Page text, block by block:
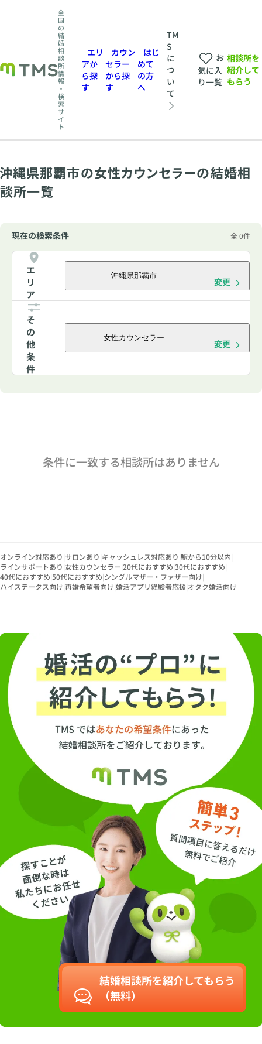
全
国
の
結
婚
相
談
所
情
報
・
検
索
サ
イ
ト
エリ
アか
ら探
す
カウン
セラー
から探
す
はじ
めて
の方
へ
TM
S
に
つ
い
て
お
気に入
り一覧
相談所を
紹介して
もらう
縄県那覇市の女性カウンセラーの結婚相
談所一覧
現在の検索条件 全 0件
エ
リ
ア
沖縄県那覇市
変更
そ
の
他
条
件
女性カウンセラー
変更
条件に一致する相談所はありません
オンライン対応あり|サロンあり|キャッシュレス対応あり|駅から10分以内|
ラインサポートあり|女性カウンセラー|20代におすすめ|30代におすすめ|
40代におすすめ|50代におすすめ|シングルマザー・ファザー向け|
ハイステータス向け|再婚希望者向け|婚活アプリ経験者応援|オタク婚活向け
結婚相談所を紹介してもらう
（無料）